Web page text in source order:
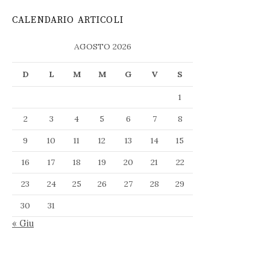
CALENDARIO ARTICOLI
AGOSTO 2026
D L M M G V S
1
2
3 4 5 6 7
8
9
10 11 12 13 14
15
16
17 18 19 20 21
22
23
24 25 26 27 28
29
30
31
« Giu